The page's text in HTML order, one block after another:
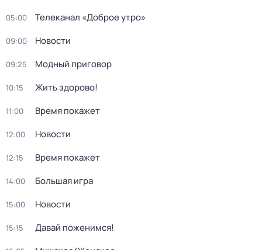
05:00 Телеканал «Доброе утро»
09:00 Новости
09:25 Модный приговор
10:15 Жить здорово!
11:00 Время покажет
12:00 Новости
12:15 Время покажет
14:00 Большая игра
15:00 Новости
15:15 Давай поженимся!